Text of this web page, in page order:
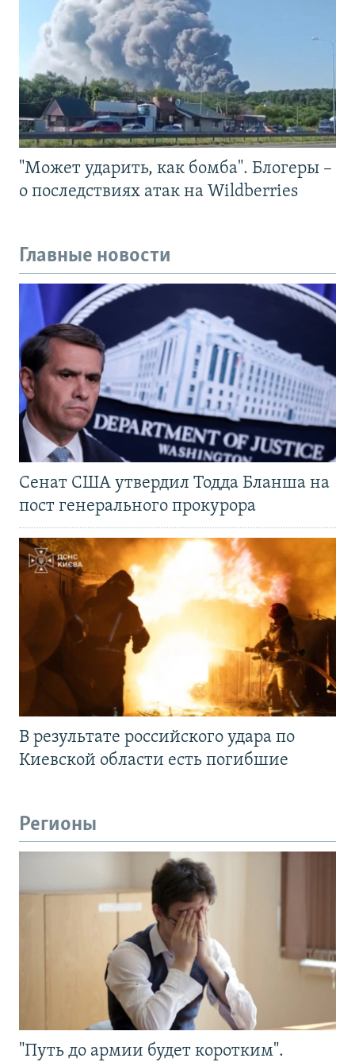
"Может ударить, как бомба". Блогеры –
о последствиях атак на Wildberries
Главные новости
Сенат США утвердил Тодда Бланша на
пост генерального прокурора
В результате российского удара по
Киевской области есть погибшие
Регионы
"Путь до армии будет коротким".